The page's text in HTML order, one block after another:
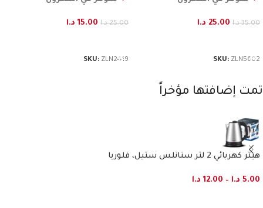
35.00 د.ا 25.00 د.ا
SKU: ZLN5602
25.00 د.ا 15.00 د.ا
SKU: ZLN2419
تمت إضافتها مؤخراً
هيتر كهربائي 2 لتر ستانلس ستيل، فلوريا
5.00 د.ا –
12.00 د.ا